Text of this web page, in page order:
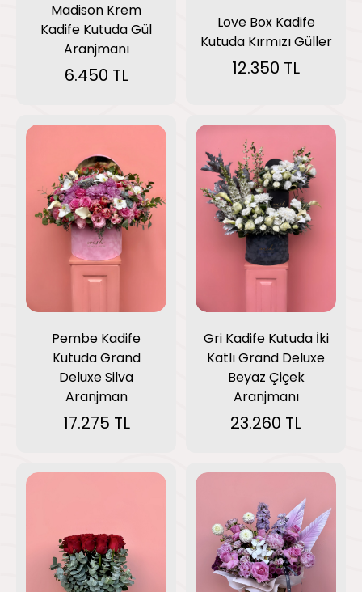
Madison Krem
Kadife Kutuda Gül
Aranjmanı
6.450 TL
Love Box Kadife
Kutuda Kırmızı Güller
12.350 TL
Pembe Kadife
Kutuda Grand
Deluxe Silva
Aranjman
17.275 TL
Gri Kadife Kutuda İki
Katlı Grand Deluxe
Beyaz Çiçek
Aranjmanı
23.260 TL